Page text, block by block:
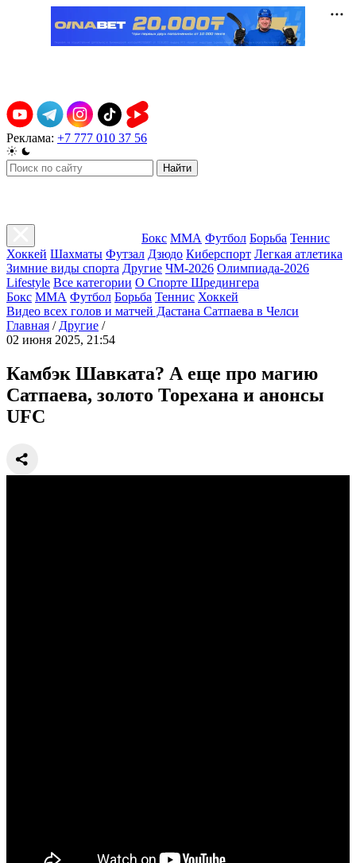
Реклама: +7 777 010 37 56
Найти
Бокс ММА Футбол Борьба Теннис
Хоккей Шахматы Футзал Дзюдо Киберспорт Легкая атлетика
Зимние виды спорта Другие ЧМ-2026 Олимпиада-2026
Lifestyle Все категории О Спорте Шредингера
Бокс ММА Футбол Борьба Теннис Хоккей
Видео всех голов и матчей Дастана Сатпаева в Челси
Главная / Другие /
02 июня 2025, 21:54
Камбэк Шавката? А еще про магию
Сатпаева, золото Торехана и анонсы
UFC